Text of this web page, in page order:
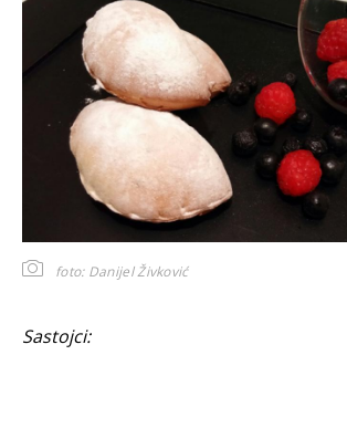
foto: Danijel Živković
Sastojci: